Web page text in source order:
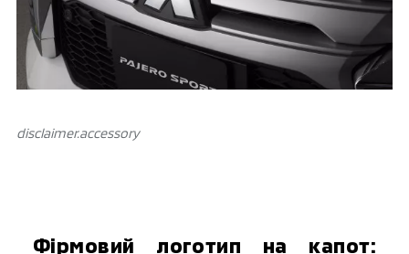
disclaimer.аccessory
Фірмовий логотип на капот: